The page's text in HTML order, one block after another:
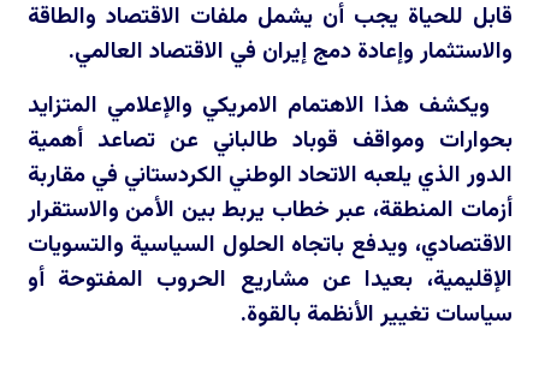
قابل للحياة يجب أن يشمل ملفات الاقتصاد والطاقة
والاستثمار وإعادة دمج إيران في الاقتصاد العالمي.
ويكشف هذا الاهتمام الامريكي والإعلامي المتزايد
بحوارات ومواقف قوباد طالباني عن تصاعد أهمية
الدور الذي يلعبه الاتحاد الوطني الكردستاني في مقاربة
أزمات المنطقة، عبر خطاب يربط بين الأمن والاستقرار
الاقتصادي، ويدفع باتجاه الحلول السياسية والتسويات
الإقليمية، بعيدا عن مشاريع الحروب المفتوحة أو
سياسات تغيير الأنظمة بالقوة.